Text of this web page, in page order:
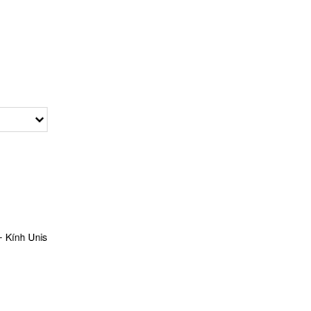
Unisex Office Siren Vintage CO-0321